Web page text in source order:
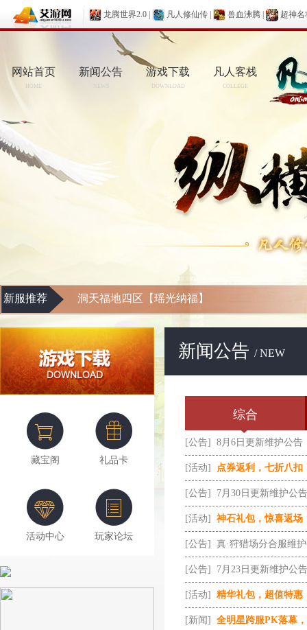
龙腾世界2.0 凡人修仙传 兽血沸腾 超神名
网站首页
HOME
新闻公告
NEWS
游戏下载
DOWNLOAD
凡人客栈
COLLEGE
新服推荐 洞天福地四区【瑶光纳福】
藏宝阁 礼品卡
活动中心 玩家论坛
新闻公告 / NEW
综合
[公告] 8月6日更新维护公告
[活动] 点券返利，七折八扣
[公告] 7月30日更新维护公告
[活动] 神石礼包，惊喜返场
[公告] 真·狩猎场分合服维
[公告] 7月23日更新维护公告
[活动] 精华礼包，超值特惠
[新闻] 全明星跨服PK落幕